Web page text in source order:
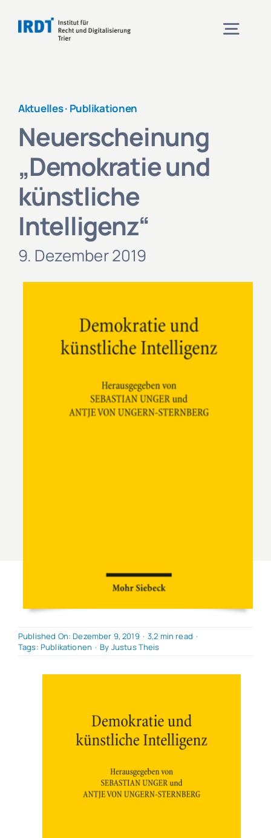
Inhalt
Veranstaltungen
Projekte
Aktuelles
Kontakt und Anfahrt
Aktuelles · Publikationen
Neuerscheinung
„Demokratie und
künstliche
Intelligenz“
9. Dezember 2019
Published On: Dezember 9, 2019 · 3,2 min read ·
Tags: Publikationen · By Justus Theis